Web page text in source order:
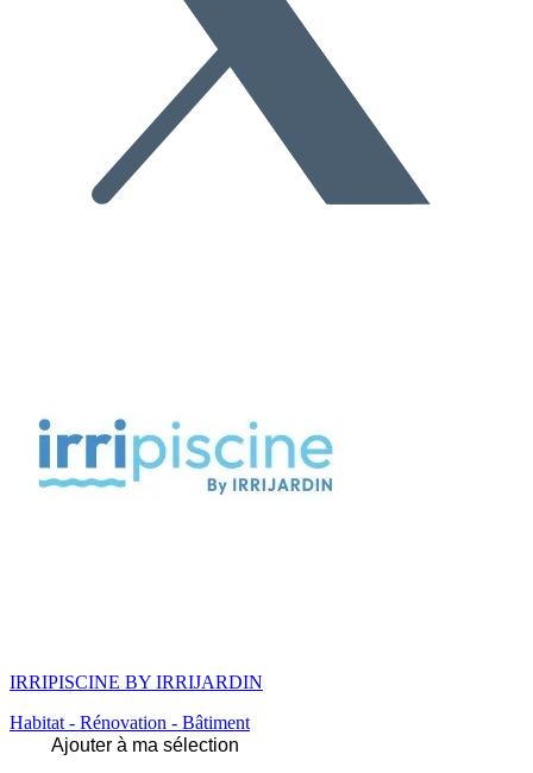
IRRIPISCINE BY IRRIJARDIN
Habitat - Rénovation - Bâtiment
Ajouter à ma sélection